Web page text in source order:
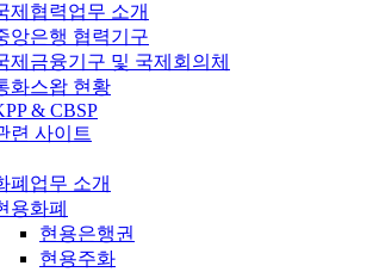
제협력업무 소개
앙은행 협력기구
제금융기구 및 국제회의체
화스왑 현황
& CBSP
련 사이트
폐업무 소개
용화폐
현용은행권
현용주화